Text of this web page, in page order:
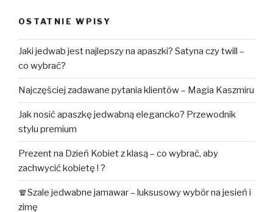
OSTATNIE WPISY
Jaki jedwab jest najlepszy na apaszki? Satyna czy twill –
co wybrać?
Najczęściej zadawane pytania klientów – Magia Kaszmiru
Jak nosić apaszkę jedwabną elegancko? Przewodnik
stylu premium
Prezent na Dzień Kobiet z klasą – co wybrać, aby
zachwycić kobietę ! ?
🧣Szale jedwabne jamawar – luksusowy wybór na jesień i
zimę